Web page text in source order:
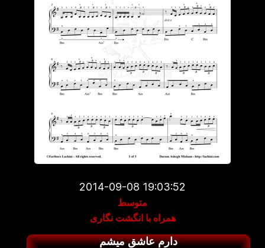
2014-09-08 19:03:52
متوسط
همراه با انگشت نگاری
دارم عاشق میشم